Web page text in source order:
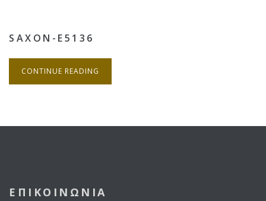
SAXON-E5136
CONTINUE READING
ΕΠΙΚΟΙΝΩΝΙΑ